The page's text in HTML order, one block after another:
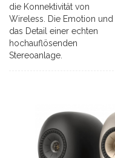
die Konnektivität von
Wireless. Die Emotion und
das Detail einer echten
hochauflösenden
Stereoanlage.